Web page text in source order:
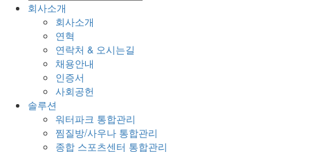
회사소개
회사소개
연혁
연락처 & 오시는길
채용안내
인증서
사회공헌
솔루션
워터파크 통합관리
찜질방/사우나 통합관리
종합 스포츠센터 통합관리